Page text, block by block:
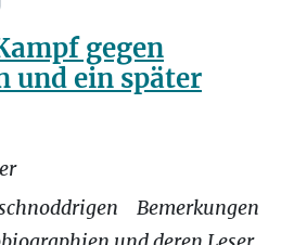
gegen
und ein später
Bemerkungen